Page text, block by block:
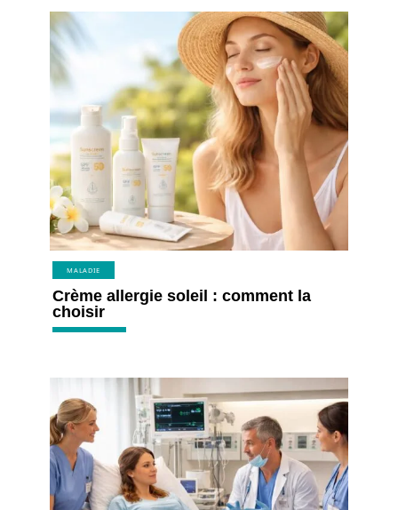
MALADIE
Crème allergie soleil : comment la
choisir